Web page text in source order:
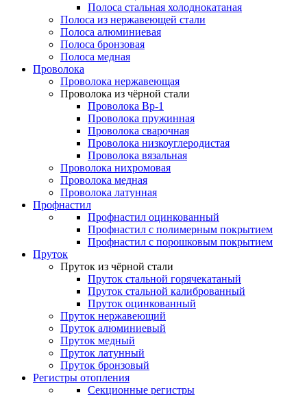
Полоса стальная холоднокатаная
Полоса из нержавеющей стали
Полоса алюминиевая
Полоса бронзовая
Полоса медная
Проволока
Проволока нержавеющая
Проволока из чёрной стали
Проволока Вр-1
Проволока пружинная
Проволока сварочная
Проволока низкоуглеродистая
Проволока вязальная
Проволока нихромовая
Проволока медная
Проволока латунная
Профнастил
Профнастил оцинкованный
Профнастил с полимерным покрытием
Профнастил с порошковым покрытием
Пруток
Пруток из чёрной стали
Пруток стальной горячекатаный
Пруток стальной калиброванный
Пруток оцинкованный
Пруток нержавеющий
Пруток алюминиевый
Пруток медный
Пруток латунный
Пруток бронзовый
Регистры отопления
Секционные регистры